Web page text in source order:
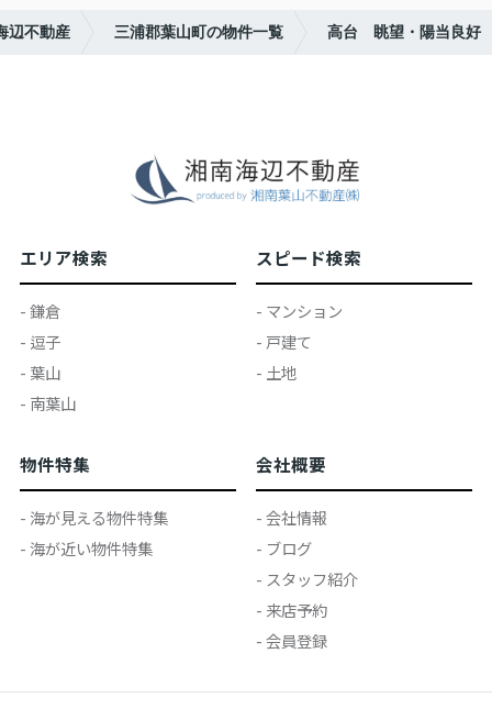
辺不動産 三浦郡葉山町の物件一覧 高台 眺望・陽当良好
エリア検索
- 鎌倉
- 逗子
- 葉山
- 南葉山
スピード検索
- マンション
- 戸建て
- 土地
物件特集
- 海が見える物件特集
- 海が近い物件特集
会社概要
- 会社情報
- ブログ
- スタッフ紹介
- 来店予約
- 会員登録